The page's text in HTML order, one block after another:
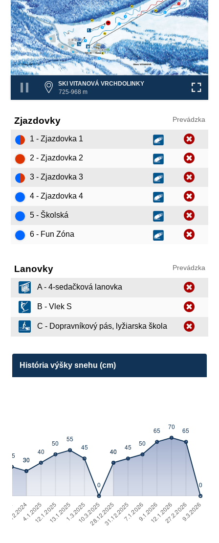
5
5
4
6
1
3
2
❌
❌
❌
SKI VITANOVÁ VRCHDOLINKY
725-968 m
Zjazdovky Prevádzka
1 - Zjazdovka 1
2 - Zjazdovka 2
3 - Zjazdovka 3
4 - Zjazdovka 4
5 - Školská
6 - Fun Zóna
Lanovky Prevádzka
A - 4-sedačková lanovka
B - Vlek S
C - Dopravníkový pás, lyžiarska škola
História výšky snehu (cm)